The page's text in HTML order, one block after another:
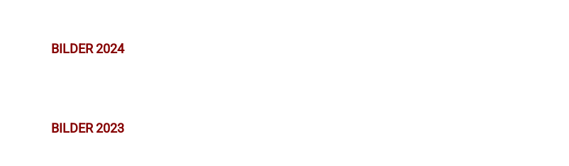
BILDER 2024
BILDER 2023